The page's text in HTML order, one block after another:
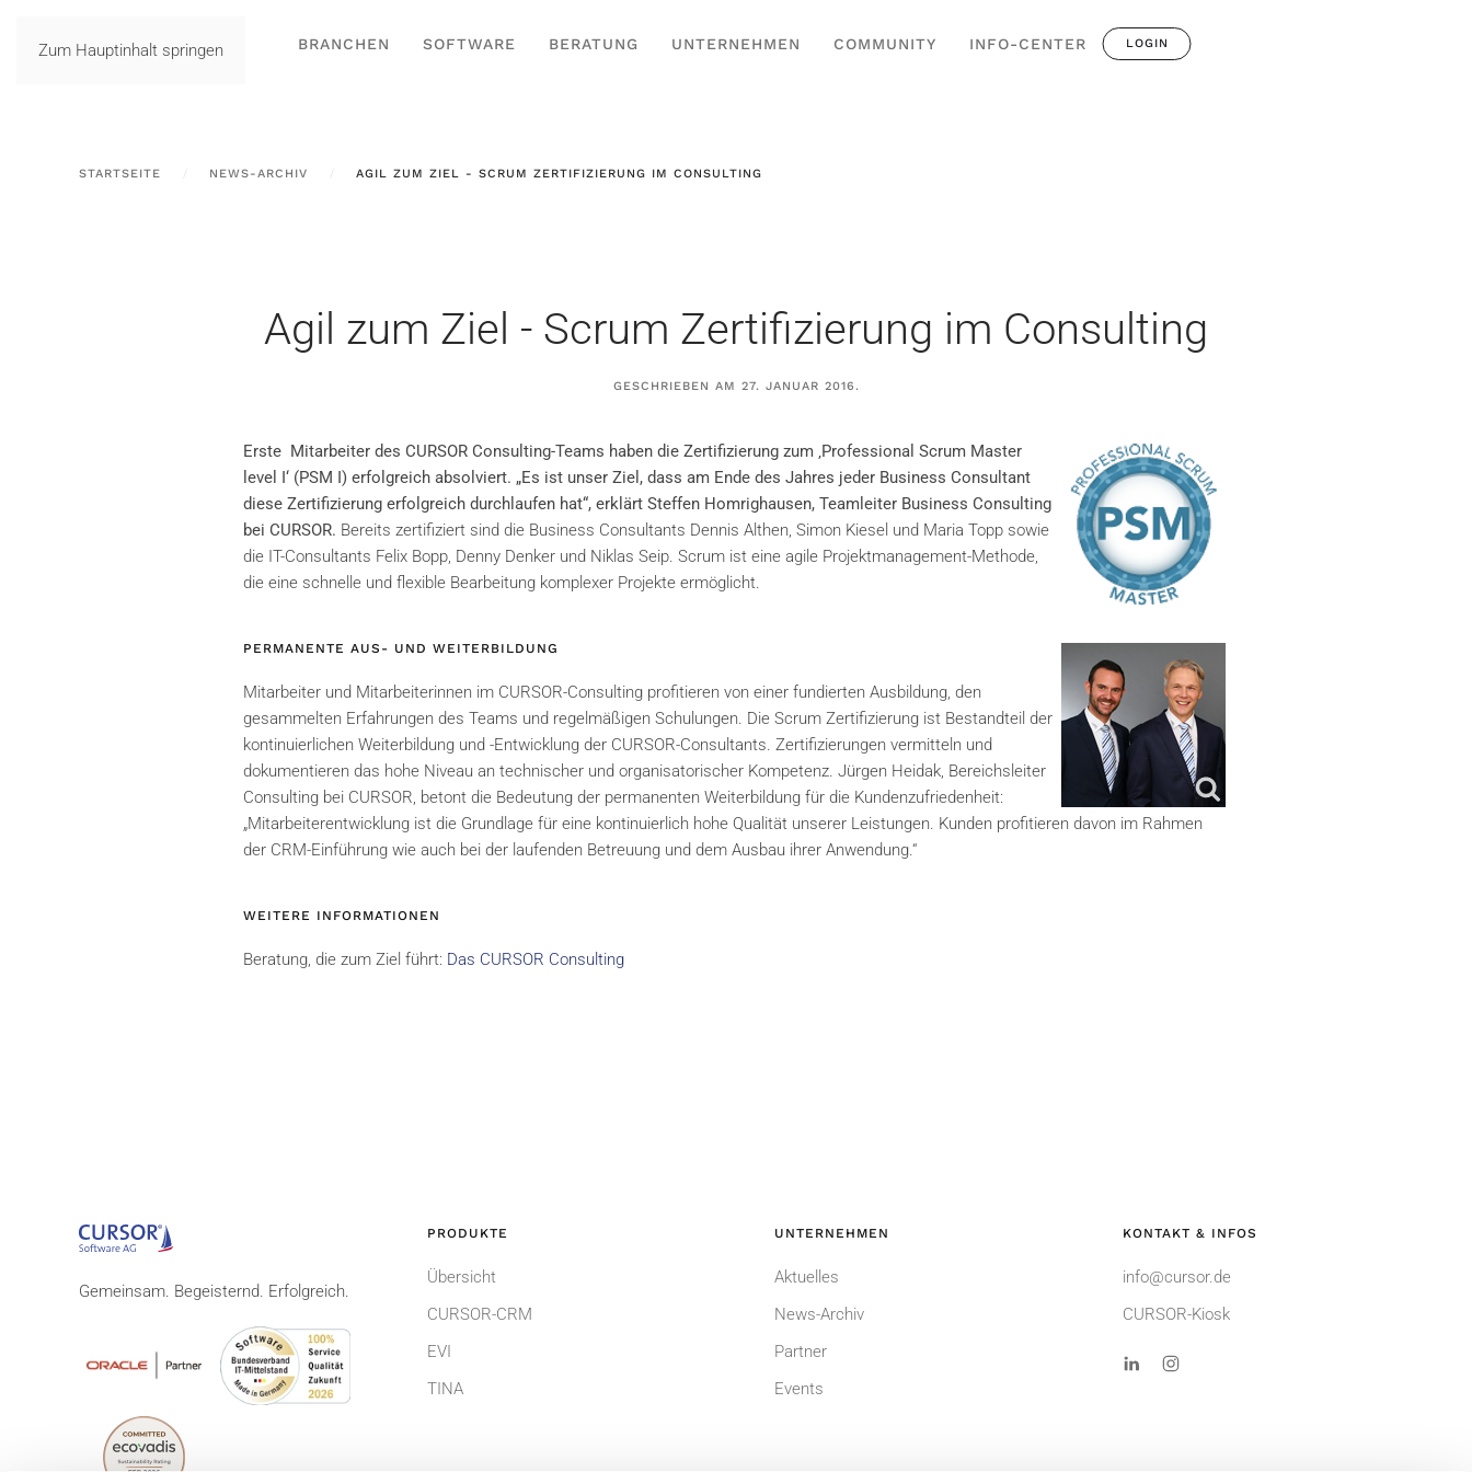
Zum Hauptinhalt springen BRANCHEN SOFTWARE BERATUNG UNTERNEHMEN COMMUNITY INFO-CENTER LOGIN
STARTSEITE NEWS-ARCHIV AGIL ZUM ZIEL - SCRUM ZERTIFIZIERUNG IM CONSULTING
Agil zum Ziel - Scrum Zertifizierung im Consulting
GESCHRIEBEN AM 27. JANUAR 2016.
Erste Mitarbeiter des CURSOR Consulting-Teams haben die Zertifizierung zum ‚Professional Scrum Master
level I‘ (PSM I) erfolgreich absolviert. „Es ist unser Ziel, dass am Ende des Jahres jeder Business Consultant
diese Zertifizierung erfolgreich durchlaufen hat“, erklärt Steffen Homrighausen, Teamleiter Business Consulting
bei CURSOR. Bereits zertifiziert sind die Business Consultants Dennis Althen, Simon Kiesel und Maria Topp sowie
die IT-Consultants Felix Bopp, Denny Denker und Niklas Seip. Scrum ist eine agile Projektmanagement-Methode,
die eine schnelle und flexible Bearbeitung komplexer Projekte ermöglicht.
PERMANENTE AUS- UND WEITERBILDUNG
Mitarbeiter und Mitarbeiterinnen im CURSOR-Consulting profitieren von einer fundierten Ausbildung, den
gesammelten Erfahrungen des Teams und regelmäßigen Schulungen. Die Scrum Zertifizierung ist Bestandteil der
kontinuierlichen Weiterbildung und -Entwicklung der CURSOR-Consultants. Zertifizierungen vermitteln und
dokumentieren das hohe Niveau an technischer und organisatorischer Kompetenz. Jürgen Heidak, Bereichsleiter
Consulting bei CURSOR, betont die Bedeutung der permanenten Weiterbildung für die Kundenzufriedenheit:
„Mitarbeiterentwicklung ist die Grundlage für eine kontinuierlich hohe Qualität unserer Leistungen. Kunden profitieren davon im Rahmen
der CRM-Einführung wie auch bei der laufenden Betreuung und dem Ausbau ihrer Anwendung.“
WEITERE INFORMATIONEN
Beratung, die zum Ziel führt: Das CURSOR Consulting
Gemeinsam. Begeisternd. Erfolgreich.
PRODUKTE
Übersicht
CURSOR-CRM
EVI
TINA
UNTERNEHMEN
Aktuelles
News-Archiv
Partner
Events
KONTAKT & INFOS
info@cursor.de
CURSOR-Kiosk